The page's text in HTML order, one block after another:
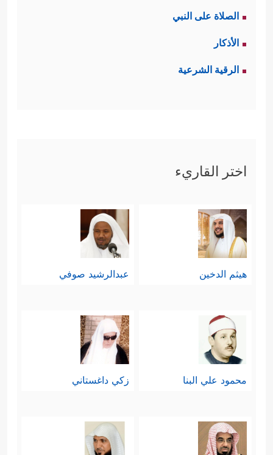
الصلاة على النبي
الأذكار
الرقية الشرعية
اختر القاريء
هيثم الدخين عبدالرشيد صوفي
محمود علي البنا زكي داغستاني